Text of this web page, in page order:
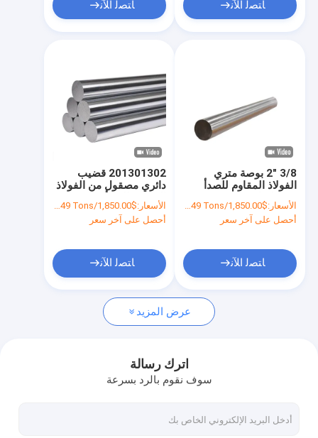
معلومات عنا
جولة في المعمل
أخبار
حالات
لفائف الصلب المدرفلة على الساخن
لفائف قطاع الفولاذ المقاوم للصدأ
لفائف سبائك الصلب
ﺎﺘﺼﻟ ﺍﻶﻧ ﺎﺘﺼﻟ ﺍﻶﻧ
201301302 قضيب
دائري مصقول من الفولاذ
A276
SS304316430904
الأسعار:$1,850.00/Tons 1-49 Tons
أحصل على آخر سعر
ﺎﺘﺼﻟ ﺍﻶﻧ
3/8 "2 بوصة متري
الفولاذ المقاوم للصدأ
4 مم 3 مم 8 مم 6 مم 9
مم
الأسعار:$1,850.00/Tons 1-49 Tons
أحصل على آخر سعر
ﺎﺘﺼﻟ ﺍﻶﻧ
عرض المزيد
اترك رسالة
سوف نقوم بالرد بسرعة